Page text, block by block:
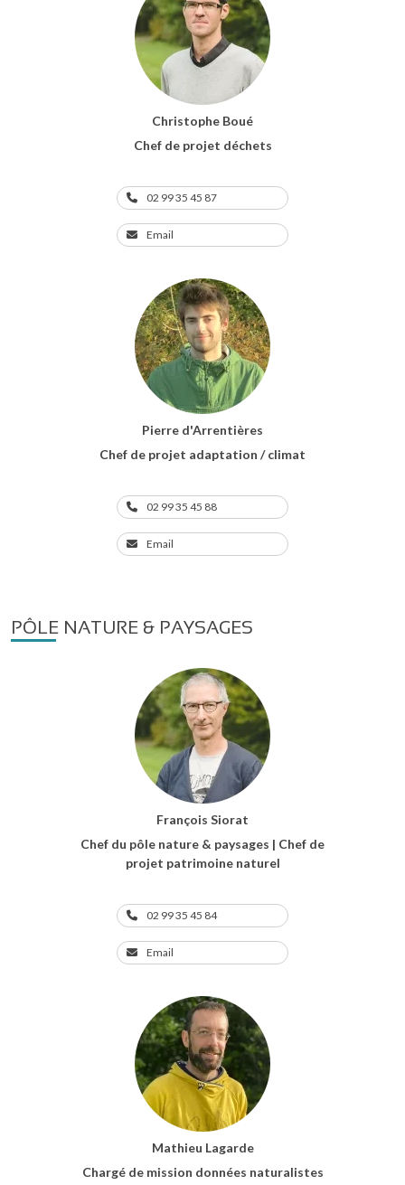
Christophe Boué
Chef de projet déchets
02 99 35 45 87
Email
Pierre d'Arrentières
Chef de projet adaptation / climat
02 99 35 45 88
Email
PÔLE NATURE & PAYSAGES
François Siorat
Chef du pôle nature & paysages | Chef de
projet patrimoine naturel
02 99 35 45 84
Email
Mathieu Lagarde
Chargé de mission données naturalistes